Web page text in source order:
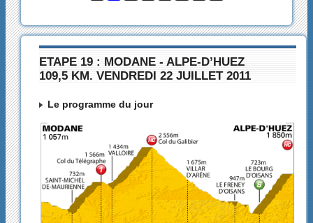
ETAPE 19 : MODANE - ALPE-D’HUEZ
109,5 KM. VENDREDI 22 JUILLET 2011
Le programme du jour